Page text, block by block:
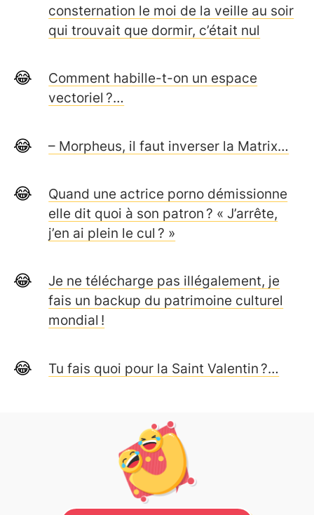
consternation le moi de la veille au soir
qui trouvait que dormir, c’était nul
Comment habille-t-on un espace
vectoriel ?…
– Morpheus, il faut inverser la Matrix…
Quand une actrice porno démissionne
elle dit quoi à son patron ? « J’arrête,
j’en ai plein le cul ? »
Je ne télécharge pas illégalement, je
fais un backup du patrimoine culturel
mondial !
Tu fais quoi pour la Saint Valentin ?…